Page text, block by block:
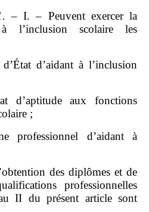
– I. – Peuvent exercer la
l’inclusion scolaire les
d’aidant à l’inclusion
d’aptitude aux fonctions
;
professionnel d’aidant à
des diplômes et de
professionnelles
II du présent article sont